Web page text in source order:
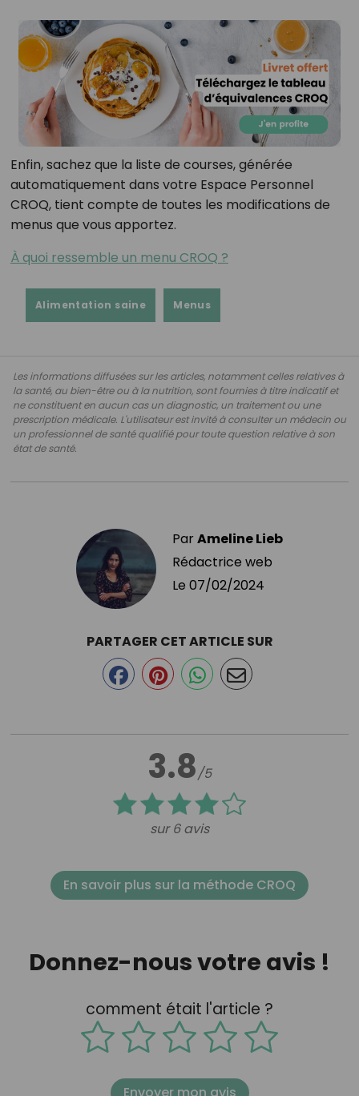
Enfin, sachez que la liste de courses, générée
automatiquement dans votre Espace Personnel
CROQ, tient compte de toutes les modifications de
menus que vous apportez.
À quoi ressemble un menu CROQ ?
Alimentation saine Menus
Les informations diffusées sur les articles, notamment celles relatives à
la santé, au bien-être ou à la nutrition, sont fournies à titre indicatif et
ne constituent en aucun cas un diagnostic, un traitement ou une
prescription médicale. L'utilisateur est invité à consulter un médecin ou
un professionnel de santé qualifié pour toute question relative à son
état de santé.
ParAmeline Lieb
Rédactrice web
Le 07/02/2024
3.8/5
sur 6 avis
PARTAGER CET ARTICLE SUR
En savoir plus sur la méthode CROQ
Donnez-nous votre avis !
comment était l'article ?